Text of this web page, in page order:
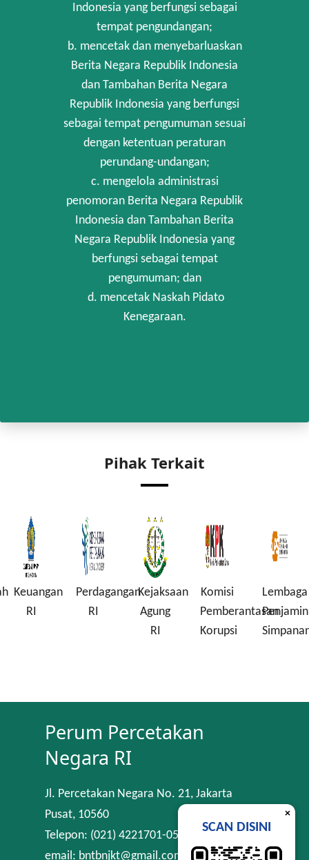
Indonesia yang berfungsi sebagai
tempat pengundangan;
b. mencetak dan menyebarluaskan
Berita Negara Republik Indonesia
dan Tambahan Berita Negara
Republik Indonesia yang berfungsi
sebagai tempat pengumuman sesuai
dengan ketentuan peraturan
perundang-undangan;
c. mengelola administrasi
penomoran Berita Negara Republik
Indonesia dan Tambahan Berita
Negara Republik Indonesia yang
berfungsi sebagai tempat
pengumuman; dan
d. mencetak Naskah Pidato
Kenegaraan.
Pihak Terkait
Keuangan
RI
Perdagangan
RI
Kejaksaan
Agung
RI
Komisi
Pemberantasan
Korupsi
Lembaga
Penjamin
Perum Percetakan
Negara RI
Jl. Percetakan Negara No. 21, Jakarta
Pusat, 10560
Telepon: (021) 4221701-05
email: bntbnjkt@gmail.com
×
SCAN DISINI